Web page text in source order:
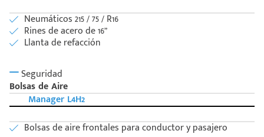
Neumáticos 215 / 75 / R16
Rines de acero de 16”
Llanta de refacción
Seguridad
Bolsas de Aire
Manager L4H2
Bolsas de aire frontales para conductor y pasajero